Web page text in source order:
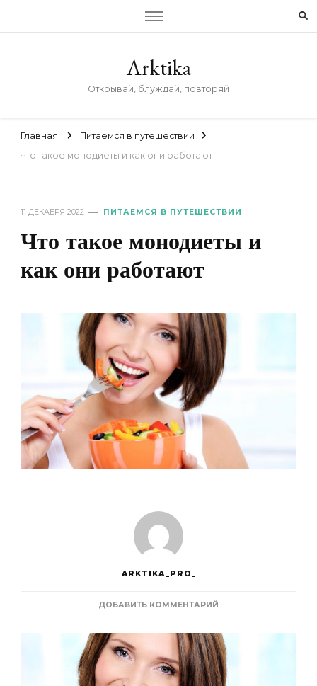
Arktika
Открывай, блуждай, повторяй
Главная
Питаемся в путешествии
Что такое монодиеты и как они работают
11 ДЕКАБРЯ 2022 ПИТАЕМСЯ В ПУТЕШЕСТВИИ
Что такое монодиеты и
как они работают
ARKTIKA_PRO_
ДОБАВИТЬ КОММЕНТАРИЙ
ТАКОЕ
МОНОДИЕТЫ
И
КАК